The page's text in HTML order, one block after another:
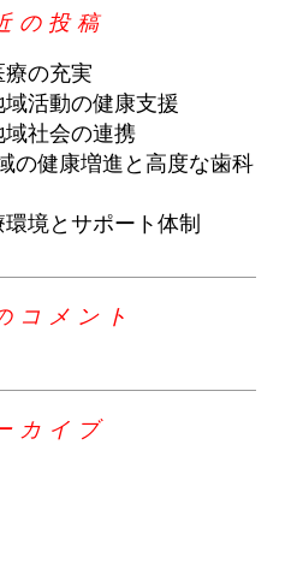
の投稿
の充実
活動の健康支援
社会の連携
の健康増進と高度な歯科
境とサポート体制
コメント
カイブ